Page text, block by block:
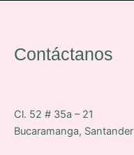
Contáctanos
Cl. 52 # 35a – 21
Bucaramanga, Santander